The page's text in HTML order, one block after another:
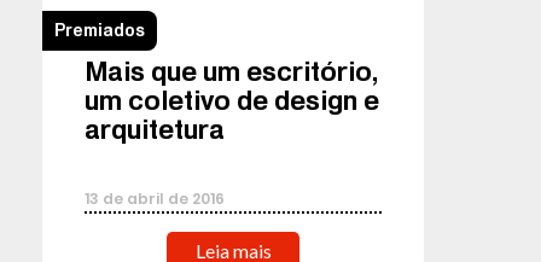
Premiados
Mais que um escritório,
um coletivo de design e
arquitetura
13 de abril de 2016
Leia mais